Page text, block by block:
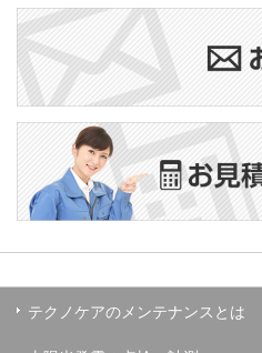
テクノケアのメンテナンスとは